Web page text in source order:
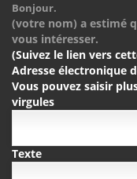
Bonjour.
(votre nom) a estimé
vous intéresser.
(Suivez le lien vers
Adresse électronique
Vous pouvez saisir
virgules
Texte